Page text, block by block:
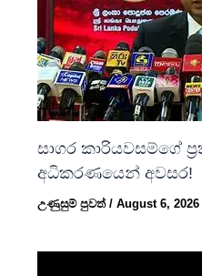
සාගර කාරියවසම්ගේ
අධිකරණයෙන් අවසර!
උණුසුම් පුවත්/August 6,